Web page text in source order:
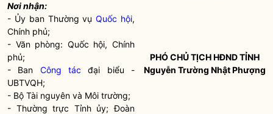
Nơi nhận:
- Ủy ban Thường vụQuốc hội,
Chính phủ;
- Văn phòng: Quốc hội, Chính
phủ;
- Ban Công tác đại biểu -
UBTVQH;
- Bộ Tài nguyên và Môi trường;
- Thường trực Tỉnh ủy; Đoàn
PHÓ CHỦ TỊCH HĐND TỈNH
Nguyễn Trường Nhật Phượng